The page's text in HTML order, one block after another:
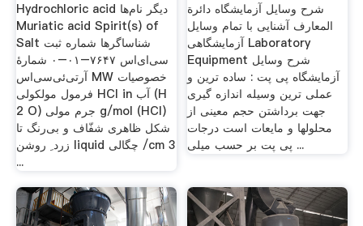
Hydrochloric acid دیگر نام‌ها
Muriatic acid Spirit(s) of
Salt شناساگرها شماره ثبت
سی‌ای‌اس ۷۶۴۷–۰۱–۰ شمارهٔ
آرتی‌ئی‌سی‌اس MW خصوصیات
فرمول مولکولی HCl in آب (H
2 O) جرم مولی g/mol (HCl)
شکل ظاهری شفّاف و بی‌رنگ تا
زرد ِ روشن liquid چگالی /cm 3
...
شرح وسایل آزمایشگاه دائرة
المعارف آشنایی با تمام وسایل
آزمایشگاهی Laboratory
Equipment شرح وسایل
آزمایشگاه پی پت : ساده ترین و
عملی ترین وسیله اندازه گیری
جهت برداشتن حجم معینی از
محلولها و مایعات است درجات
پی پت بر حسب میلی ...